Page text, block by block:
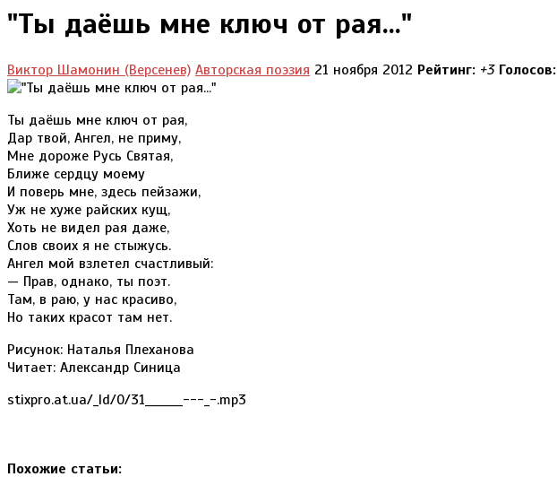
"Ты даёшь мне ключ от рая..."
Виктор Шамонин (Версенев) Авторская поэзия 21 ноября 2012 Рейтинг: +3 Голосов:
Ты даёшь мне ключ от рая,
Дар твой, Ангел, не приму,
Мне дороже Русь Святая,
Ближе сердцу моему
И поверь мне, здесь пейзажи,
Уж не хуже райских кущ,
Хоть не видел рая даже,
Слов своих я не стыжусь.
Ангел мой взлетел счастливый:
— Прав, однако, ты поэт.
Там, в раю, у нас красиво,
Но таких красот там нет.
Рисунок: Наталья Плеханова
Читает: Александр Синица
stixpro.at.ua/_ld/0/31_______---_-.mp3
Похожие статьи: